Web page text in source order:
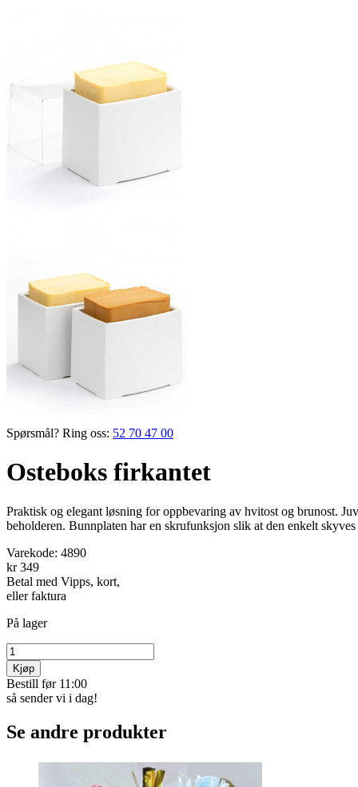
Spørsmål? Ring oss: 52 70 47 00
Osteboks firkantet
Praktisk og elegant løsning for oppbevaring av hvitost og brunost.
beholderen. Bunnplaten har en skrufunksjon slik at den enkelt
Varekode: 4890
kr 349
Betal med Vipps, kort,
eller faktura
På lager
Kjøp
Bestill før 11:00
så sender vi i dag!
Se andre produkter